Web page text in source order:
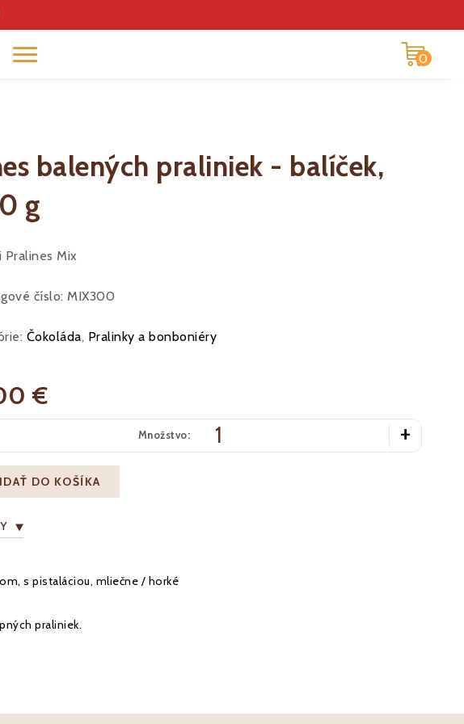
0
balených praliniek - balíček,
g
Pralines Mix
číslo: MIX300
Čokoláda, Pralinky a bonboniéry
€
Množstvo: +
DO KOŠÍKA
s pistaláciou, mliečne / horké
praliniek.